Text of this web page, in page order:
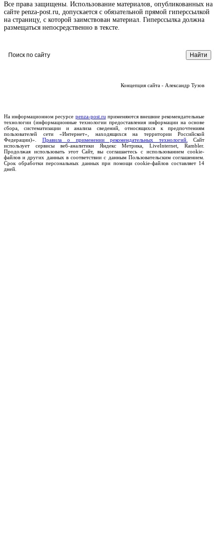
Все права защищены. Использование материалов, опубликованных на
сайте penza-post.ru, допускается с обязательной прямой гиперссылкой
на страницу, с которой заимствован материал. Гиперссылка должна
размещаться непосредственно в тексте.
Концепция сайта - Александр Тузов
На информационном ресурсе penza-post.ru применяются внешние рекомендательные
технологии (информационные технологии предоставления информации на основе
сбора, систематизации и анализа сведений, относящихся к предпочтениям
пользователей сети «Интернет», находящихся на территории Российской
Федерации)». Правила о применении рекомендательных технологий.
Сайт
использует сервисы веб-аналитики Яндекс Метрика, LiveInternet, Rambler.
Продолжая использовать этот Сайт, вы соглашаетесь с использованием cookie-
файлов и других данных в соответствии с данным Пользовательским соглашением.
Срок обработки персональных данных при помощи cookie-файлов составляет 14
дней.